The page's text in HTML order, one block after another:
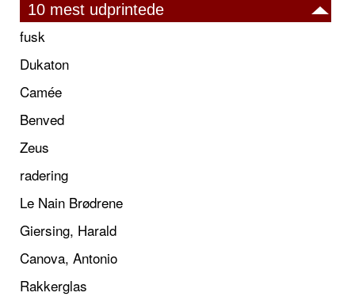
10 mest udprintede
fusk
Dukaton
Camée
Benved
Zeus
radering
Le Nain Brødrene
Giersing, Harald
Canova, Antonio
Rakkerglas